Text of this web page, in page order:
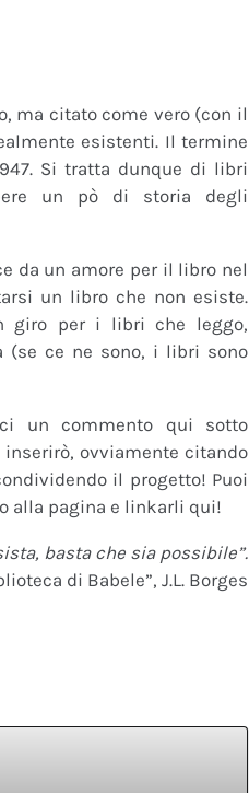
ma citato come vero (con il
esistenti. Il termine
Si tratta dunque di libri
un pò di storia degli
da un amore per il libro nel
un libro che non esiste.
giro per i libri che leggo,
(se ce ne sono, i libri sono
un commento qui sotto
ovviamente citando
il progetto! Puoi
alla pagina e linkarli qui!
basta che sia possibile”.
di Babele”, J.L. Borges